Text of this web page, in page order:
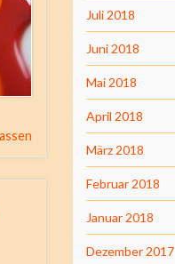
Juli 2018
Juni 2018
Mai 2018
April 2018
März 2018
Februar 2018
Januar 2018
Dezember 2017